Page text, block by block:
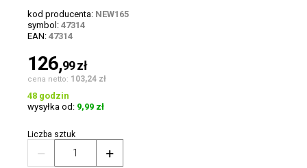
kod producenta: NEW165
symbol: 47314
EAN: 47314
126,99zł
cena netto: 103,24 zł
48 godzin
wysyłka od: 9,99 zł
Liczba sztuk
 